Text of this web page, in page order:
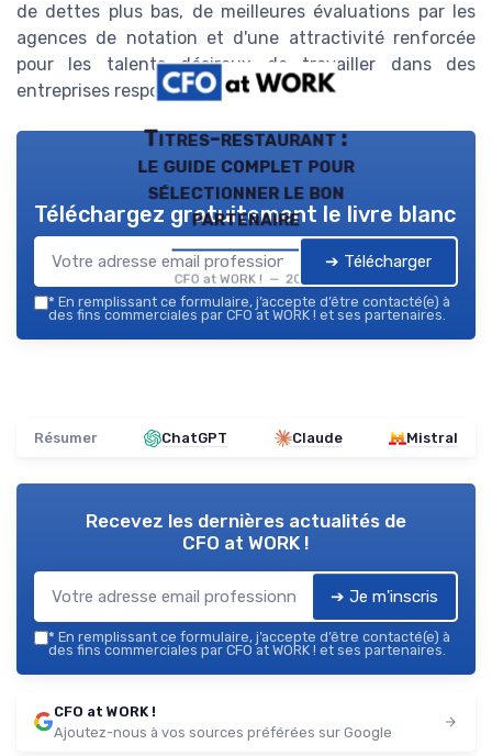
de dettes plus bas, de meilleures évaluations par les
agences de notation et d'une attractivité renforcée
pour les talents désireux de travailler dans des
entreprises responsables.
Titres-restaurant :
le guide complet pour
sélectionner le bon
partenaire
CFO at WORK ! — 2026
Téléchargez gratuitement le livre blanc
➔ Télécharger
* En remplissant ce formulaire, j’accepte d’être contacté(e) à
des fins commerciales par CFO at WORK ! et ses partenaires.
Résumer ChatGPT Claude Mistral
Recevez les dernières actualités de
CFO at WORK !
➔ Je m'inscris
* En remplissant ce formulaire, j’accepte d’être contacté(e) à
des fins commerciales par CFO at WORK ! et ses partenaires.
CFO at WORK !
Ajoutez-nous à vos sources préférées sur Google